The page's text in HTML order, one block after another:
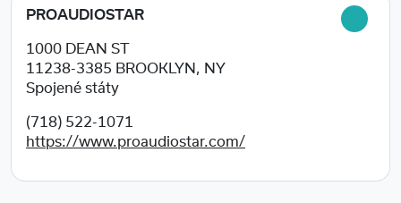
PROAUDIOSTAR
1000 DEAN ST
11238-3385 BROOKLYN, NY
Spojené státy
(718) 522-1071
https://www.proaudiostar.com/